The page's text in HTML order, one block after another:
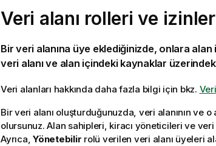
Veri alanı rolleri ve
Bir veri alanına üye eklediğinizde, onlara
veri alanı ve alan içindeki kaynaklar
Veri alanları hakkında daha fazla bilgi için bkz.
Bir veri alanı oluşturduğunuzda, veri alanının ve
olursunuz. Alan sahipleri, kiracı yöneticileri ve
Ayrıca, Yönetebilir rolü verilen veri alanı üyeleri